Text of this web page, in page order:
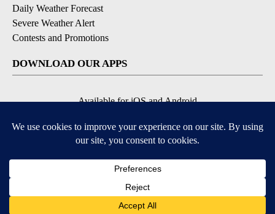
Daily Weather Forecast
Severe Weather Alert
Contests and Promotions
DOWNLOAD OUR APPS
Available for iOS and Android
© 2026, NPG of Idaho, Inc. Idaho Falls, ID USA